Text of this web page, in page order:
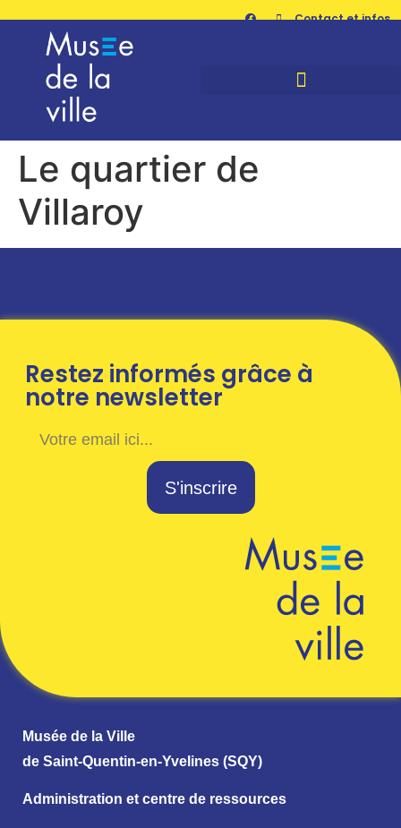
Contact et infos
Le quartier de
Villaroy
Restez informés grâce à
notre newsletter
S'inscrire
Musée de la Ville
de Saint-Quentin-en-Yvelines (SQY)
Administration et centre de ressources